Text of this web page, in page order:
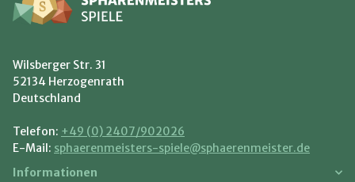
Wilsberger Str. 31
52134 Herzogenrath
Deutschland
Telefon: +49 (0) 2407/902026
E-Mail: sphaerenmeisters-spiele@sphaerenmeister.de
Informationen